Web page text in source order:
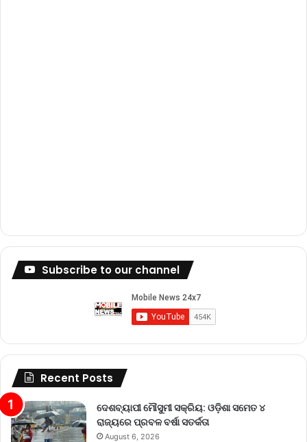
Subscribe to our channel
Recent Posts
ଦେଶବ୍ୟାପୀ ମୌସୁମୀ ସକ୍ରିୟ: ଓଡ଼ିଶା ସମେତ ୪
ରାଜ୍ୟରେ ପ୍ରବଳ ବର୍ଷା ସତର୍କତା
August 6, 2026